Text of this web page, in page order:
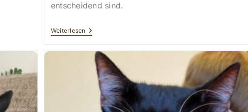
entscheidend sind.
WeiterlesenAltersvorsorge
Für
Und
Katzen